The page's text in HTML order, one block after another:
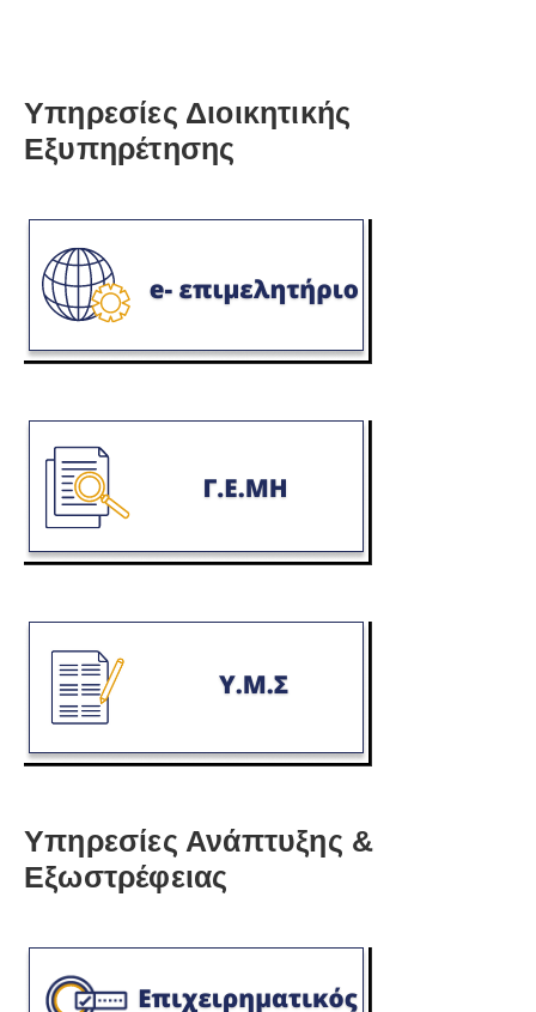
Υπηρεσίες Διοικητικής
Εξυπηρέτησης
Υπηρεσίες Ανάπτυξης &
Εξωστρέφειας